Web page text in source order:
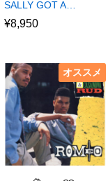
SALLY GOT A…
¥8,950
オススメ